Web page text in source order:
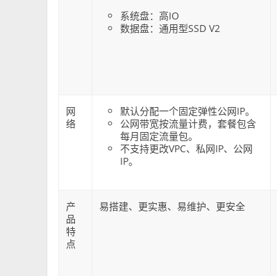
系统盘：高IO
数据盘：通用型SSD V2
网
络
默认分配一个固定弹性公网IP。
公网带宽按流量计费，套餐包含
每月固定流量包。
不支持更改VPC、私网IP、公网
IP。
产
品
特
点
易搭建、更实惠、易维护、更安全